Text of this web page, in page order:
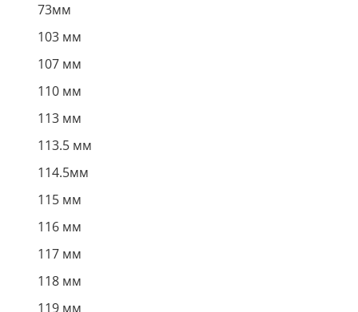
73мм
103 мм
107 мм
110 мм
113 мм
113.5 мм
114.5мм
115 мм
116 мм
117 мм
118 мм
119 мм